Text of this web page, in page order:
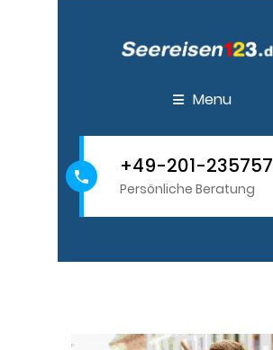
Menu
+49-201-235757
Persönliche Beratung